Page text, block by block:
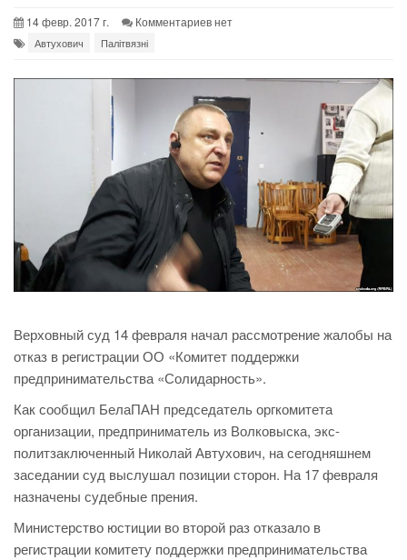
14 февр. 2017 г. Комментариев нет
Автухович Палітвязні
Верховный суд 14 февраля начал рассмотрение жалобы на
отказ в регистрации ОО «Комитет поддержки
предпринимательства «Солидарность».
Как сообщил БелаПАН председатель оргкомитета
организации, предприниматель из Волковыска, экс-
политзаключенный Николай Автухович, на сегодняшнем
заседании суд выслушал позиции сторон. На 17 февраля
назначены судебные прения.
Министерство юстиции во второй раз отказало в
регистрации комитету поддержки предпринимательства